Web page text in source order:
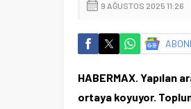
9 AĞUSTOS 2025 11:26
HABERMAX. Yapılan
ortaya koyuyor.